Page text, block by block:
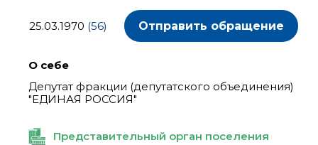
25.03.1970 (56) Отправить обращение
О себе
Депутат фракции (депутатского объединения)
"ЕДИНАЯ РОССИЯ"
Представительный орган поселения